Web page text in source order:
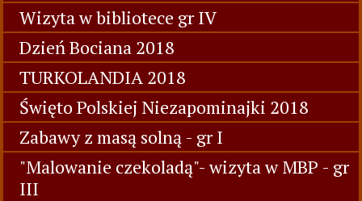
Wizyta w bibliotece gr IV
Dzień Bociana 2018
TURKOLANDIA 2018
Święto Polskiej Niezapominajki 2018
Zabawy z masą solną - gr I
"Malowanie czekoladą"- wizyta w MBP - gr
III